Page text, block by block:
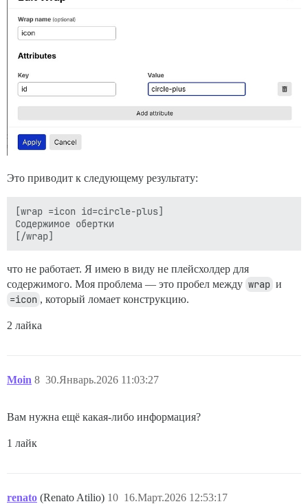
Это приводит к следующему результату:
[wrap =icon id=circle-plus]
Содержимое обертки
что не работает. Я имею в виду не плейсхолдер для
содержимого. Моя проблема — это пробел между wrap и
=icon , который ломает конструкцию.
2 лайка
Moin 30.Январь.2026 11:03:27
8
Вам нужна ещё какая-либо информация?
1 лайк
renato (Renato Atilio) 16.Март.2026 12:53:17
10